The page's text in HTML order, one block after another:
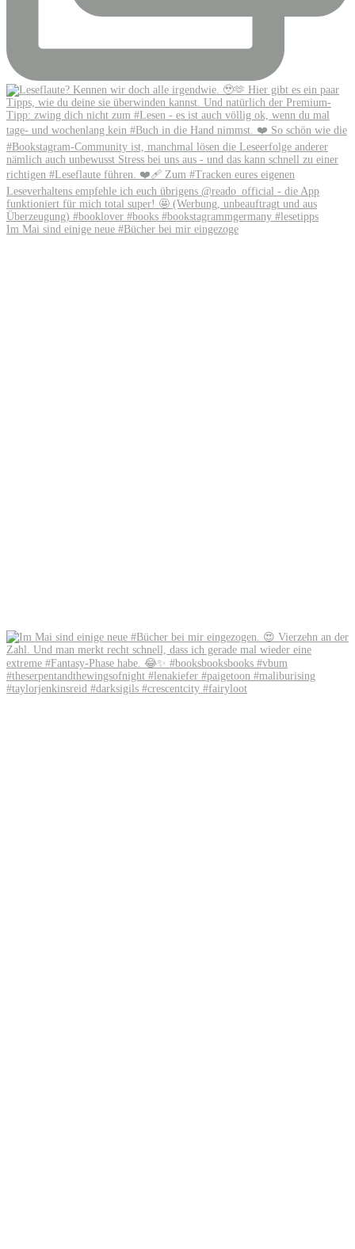
Im Mai sind einige neue #Bücher bei mir eingezoge